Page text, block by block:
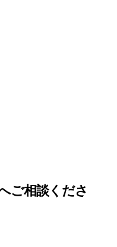
ご相談くださ